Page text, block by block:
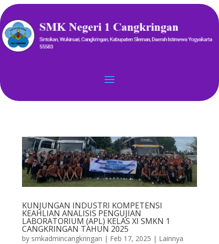
KUNJUNGAN INDUSTRI KOMPETENSI
KEAHLIAN ANALISIS PENGUJIAN
LABORATORIUM (APL) KELAS XI SMKN 1
CANGKRINGAN TAHUN 2025
by smkadmincangkringan | Feb 17, 2025 | Lainnya